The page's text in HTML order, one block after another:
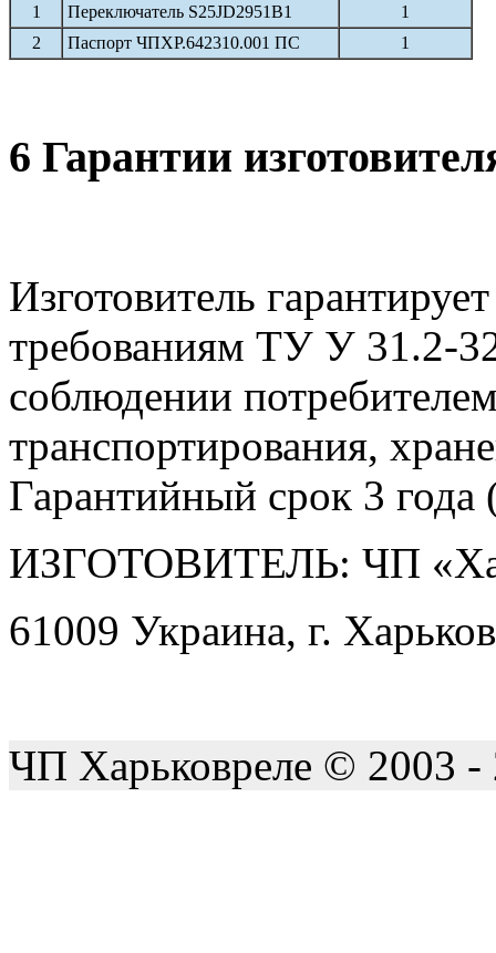
1
Переключатель S25JD2951B1
1
2
Паспорт ЧПХР.642310.001 ПС 1
6 Гарантии
Изготовитель
требованиям ТУ У 31.2-
соблюдении
транспортирования,
Гарантийный срок 3 года
ИЗГОТОВИТЕЛЬ: ЧП
61009 Украина, г.
ЧП Харьковреле © 2003 -